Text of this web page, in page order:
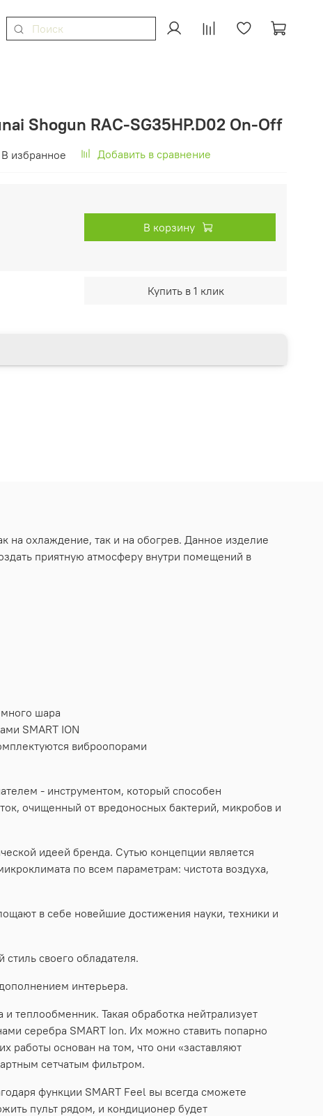
Shogun RAC-SG35HP.D02 On-Off
В избранное Добавить в сравнение
В корзину
Купить в 1 клик
на охлаждение, так и на обогрев. Данное изделие
приятную атмосферу внутри помещений в
шара
SMART ION
виброопорами
- инструментом, который способен
очищенный от вредоносных бактерий, микробов и
идеей бренда. Сутью концепции является
по всем параметрам: чистота воздуха,
в себе новейшие достижения науки, техники и
своего обладателя.
интерьера.
теплообменник. Такая обработка нейтрализует
серебра SMART Ion. Их можно ставить попарно
работы основан на том, что они «заставляют
сетчатым фильтром.
функции SMART Feel вы всегда сможете
пульт рядом, и кондиционер будет